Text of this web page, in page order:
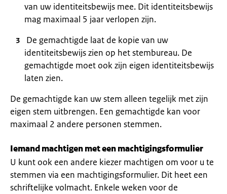
van uw identiteitsbewijs mee. Dit identiteitsbewijs
mag maximaal 5 jaar verlopen zijn.
De gemachtigde laat de kopie van uw
identiteitsbewijs zien op het stembureau. De
gemachtigde moet ook zijn eigen identiteitsbewijs
laten zien.
De gemachtigde kan uw stem alleen tegelijk met zijn
eigen stem uitbrengen. Een gemachtigde kan voor
maximaal 2 andere personen stemmen.
Iemand machtigen met een machtigingsformulier
U kunt ook een andere kiezer machtigen om voor u te
stemmen via een machtigingsformulier. Dit heet een
schriftelijke volmacht. Enkele weken voor de